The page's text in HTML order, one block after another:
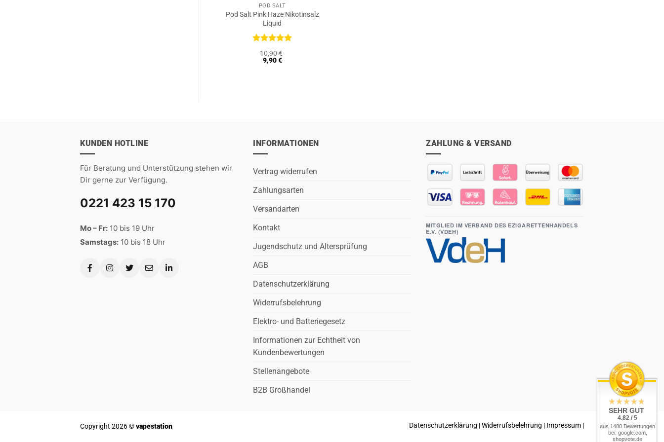
POD SALT
Pod Salt Pink Haze Nikotinsalz
Liquid
Bewertet
mit5von
10,90€
9,90€
KUNDEN HOTLINE
Für Beratung und Unterstützung stehen wir
Dir gerne zur Verfügung.
0221 423 15 170
Mo – Fr: 10 bis 19 Uhr
Samstags: 10 bis 18 Uhr
INFORMATIONEN
Vertrag widerrufen
Zahlungsarten
Versandarten
Kontakt
Jugendschutz und Altersprüfung
AGB
Datenschutzerklärung
Widerrufsbelehrung
Elektro- und Batteriegesetz
Informationen zur Echtheit von
Kundenbewertungen
Stellenangebote
B2B Großhandel
ZAHLUNG & VERSAND
MITGLIED IM VERBAND DES EZIGARETTENHANDELS
E.V. (VDEH)
Datenschutzerklärung |Widerrufsbelehrung | Impressum |
Copyright 2026 ©vapestation
SEHR GUT
4.82 / 5
aus 1480 Bewertungen
bei: google.com,
shopvote.de